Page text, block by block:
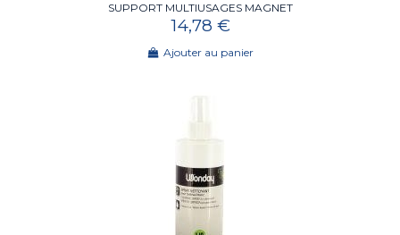
SUPPORT MULTIUSAGES MAGNET
14,78 €
Ajouter au panier